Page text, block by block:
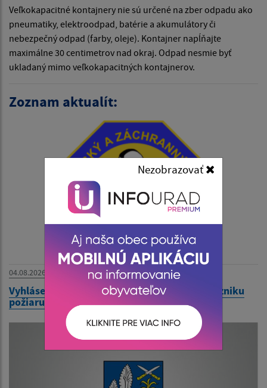
Veľkokapacitné kontajnery nie sú určené na zber odpadu ako
pneumatiky, elektroodpad, batérie a akumulátory či
nebezpečný odpad (farby, oleje). Kontajner napĺňajte
maximálne 30 centimetrov nad okraj. Odpad nesmie byť
ukladaný mimo veľkokapacitných kontajnerov.
Zoznam aktualít:
04.08.2026
Vyhlásenie času zvýšeného nebezpečenstva vzniku
požiaru
Nezobrazovať